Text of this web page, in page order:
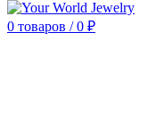
0 товаров / 0 ₽